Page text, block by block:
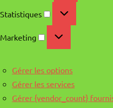
Statistiques
Statistiques
Marketing
Marketing
Gérer les options
Gérer les services
Gérer {vendor_count}